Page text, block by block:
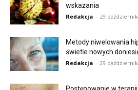
wskazania
Redakcja - 29
Metody niwelowania
świetle nowych
Redakcja - 29